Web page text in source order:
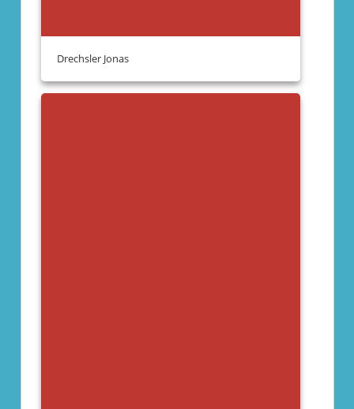
Drechsler Jonas